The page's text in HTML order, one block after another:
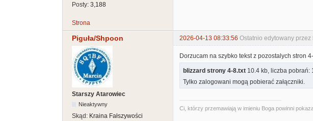
Posty: 3,188
Strona
Piguła/Shpoon 2026-04-13 08:33:56 Ostatnio edytowany
Starszy Atarowiec
Nieaktywny
Skąd: Kraina Fałszywości
Dorzucam na szybko tekst z pozostalych stron 4-
blizzard strony 4-8.txt 10.4 kb, liczba pobrań:
Tylko zalogowani mogą pobierać załączniki.
Ci, którzy przemawiają w imieniu Boga powinni